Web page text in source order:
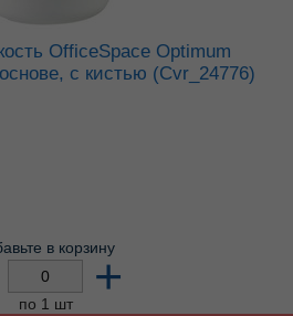
с кистью (Cvr_24776)
в корзину
+
по 1 шт